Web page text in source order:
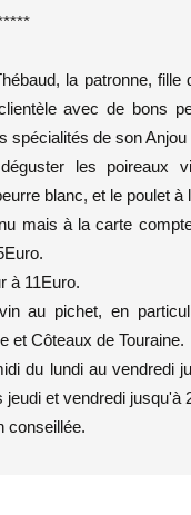
la patronne, fille
avec de bons
spécialités de son Anjou
les poireaux
blanc, et le poulet à
mais à la carte
à 11Euro.
au pichet, en
et Côteaux de Touraine.
du lundi au vendredi
jeudi et vendredi jusqu'à
conseillée.